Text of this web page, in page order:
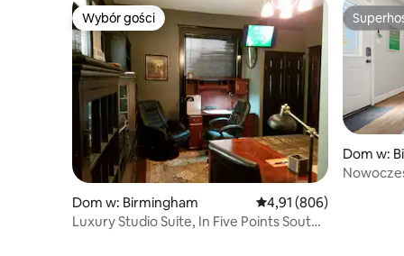
Wybór gości
Wybór gości
Dom w: Birmingham Średnia ocena: 4,91 na
4,91 (806)
Luxury Studio Suite, In Five Points South
Dom w: